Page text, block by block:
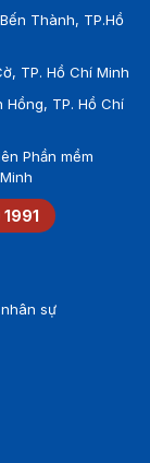
Thành, TP.Hồ
TP. Hồ Chí Minh
Hồng, TP. Hồ Chí
Phần mềm
sự